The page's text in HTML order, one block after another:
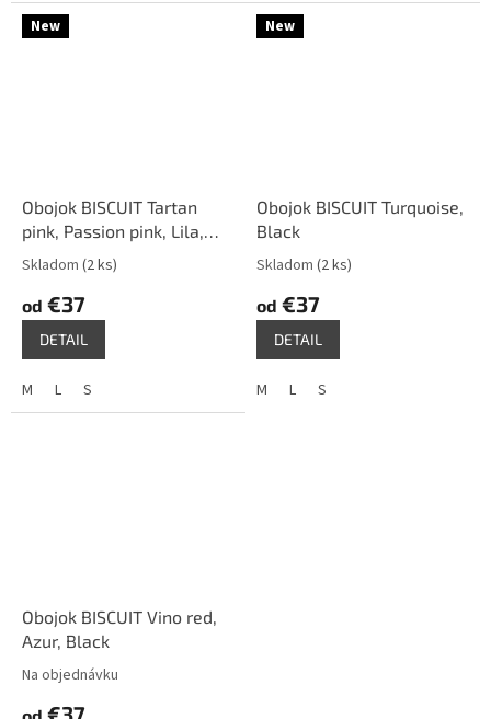
New
Obojok BISCUIT Tartan
pink, Passion pink, Lila,
Black
Skladom (2 ks)
od €37
DETAIL
M L S
New
Obojok BISCUIT Turquoise,
Black
Skladom (2 ks)
od €37
DETAIL
M L S
Obojok BISCUIT Vino red,
Azur, Black
Na objednávku
€37